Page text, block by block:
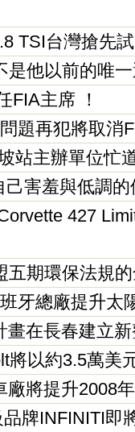
TSI台灣搶先
是他以前的唯
FIA主席 ！
題再犯將取消
站主辦單位忙
害羞與低調的
427
五期環保法規
牙總廠提升太
畫在長春建立
將以約3.5萬美
廠將提升2008
品牌INFINITI即